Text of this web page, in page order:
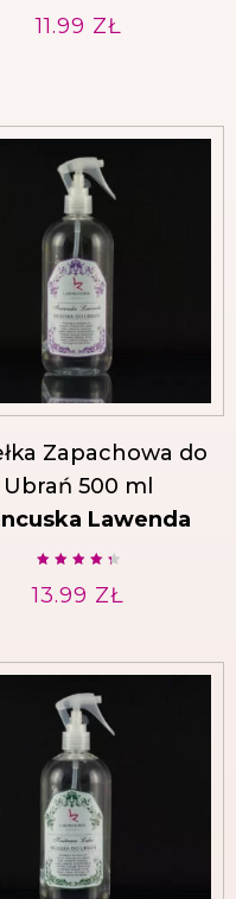
11.99 ZŁ
Zapachowa do
Ubrań 500 ml
Lawenda
o
4.50
13.99 ZŁ